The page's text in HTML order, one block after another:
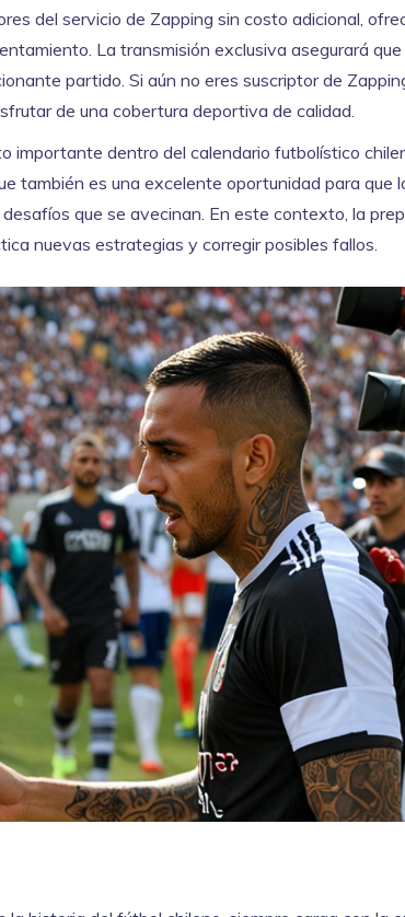
del servicio de Zapping sin costo adicional,
La transmisión exclusiva asegurará
partido. Si aún no eres suscriptor de
de una cobertura deportiva de calidad.
importante dentro del calendario futbolístico
también es una excelente oportunidad para que
que se avecinan. En este contexto, la
nuevas estrategias y corregir posibles fallos.